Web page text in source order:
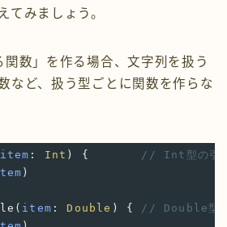
てみましょう。
関数」を作る場合、文字列を扱う
など、扱う型ごとに関数を作らな
item : Int ) {
// Int型の引数
)
( item : Double ) {
// Double型の